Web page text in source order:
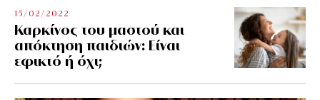
15/02/2022
Καρκίνος του μαστού και
απόκτηση παιδιών: Είναι
εφικτό ή όχι;